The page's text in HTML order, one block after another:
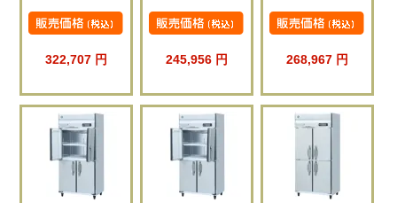
322,707 円 245,956 円 268,967 円